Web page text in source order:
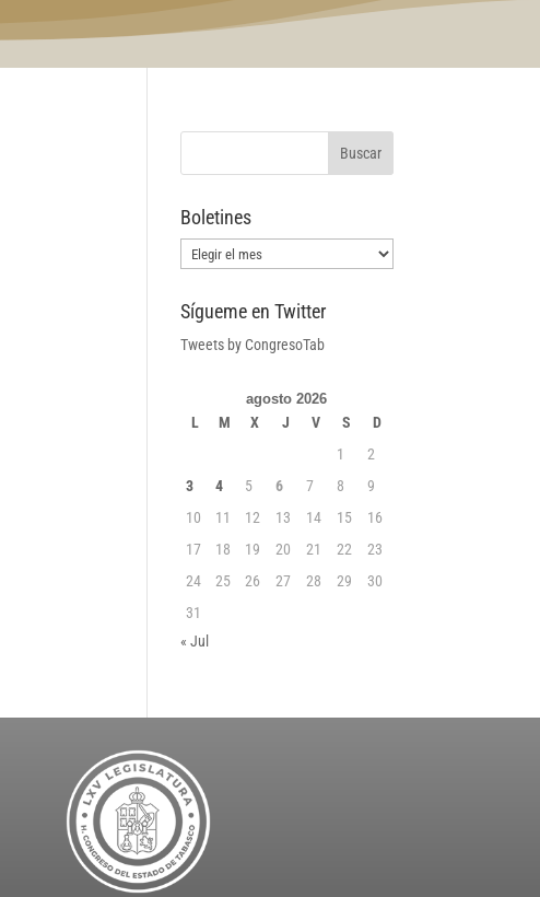
Boletines
Boletines
Sígueme en Twitter
Tweets by CongresoTab
agosto 2026
L M X J V S
D
1
2
3
4 5 6 7 8
9
10
11 12 13 14 15
16
17
18 19 20 21 22
23
24
25 26 27 28 29
30
31
« Jul